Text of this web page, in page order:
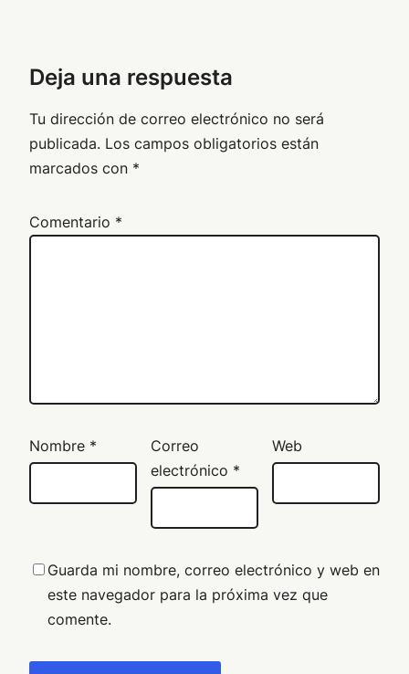
Deja una respuesta
Tu dirección de correo electrónico no será
publicada. Los campos obligatorios están
marcados con *
Comentario *
Nombre *
Correo
electrónico *
Web
Guarda mi nombre, correo electrónico y web en
este navegador para la próxima vez que
comente.